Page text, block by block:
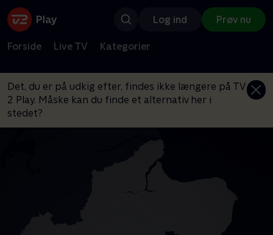
Log ind Prøv nu
Forside Live TV Kategorier
Det, du er på udkig efter, findes ikke længere på TV
2 Play. Måske kan du finde et alternativ her i
stedet?